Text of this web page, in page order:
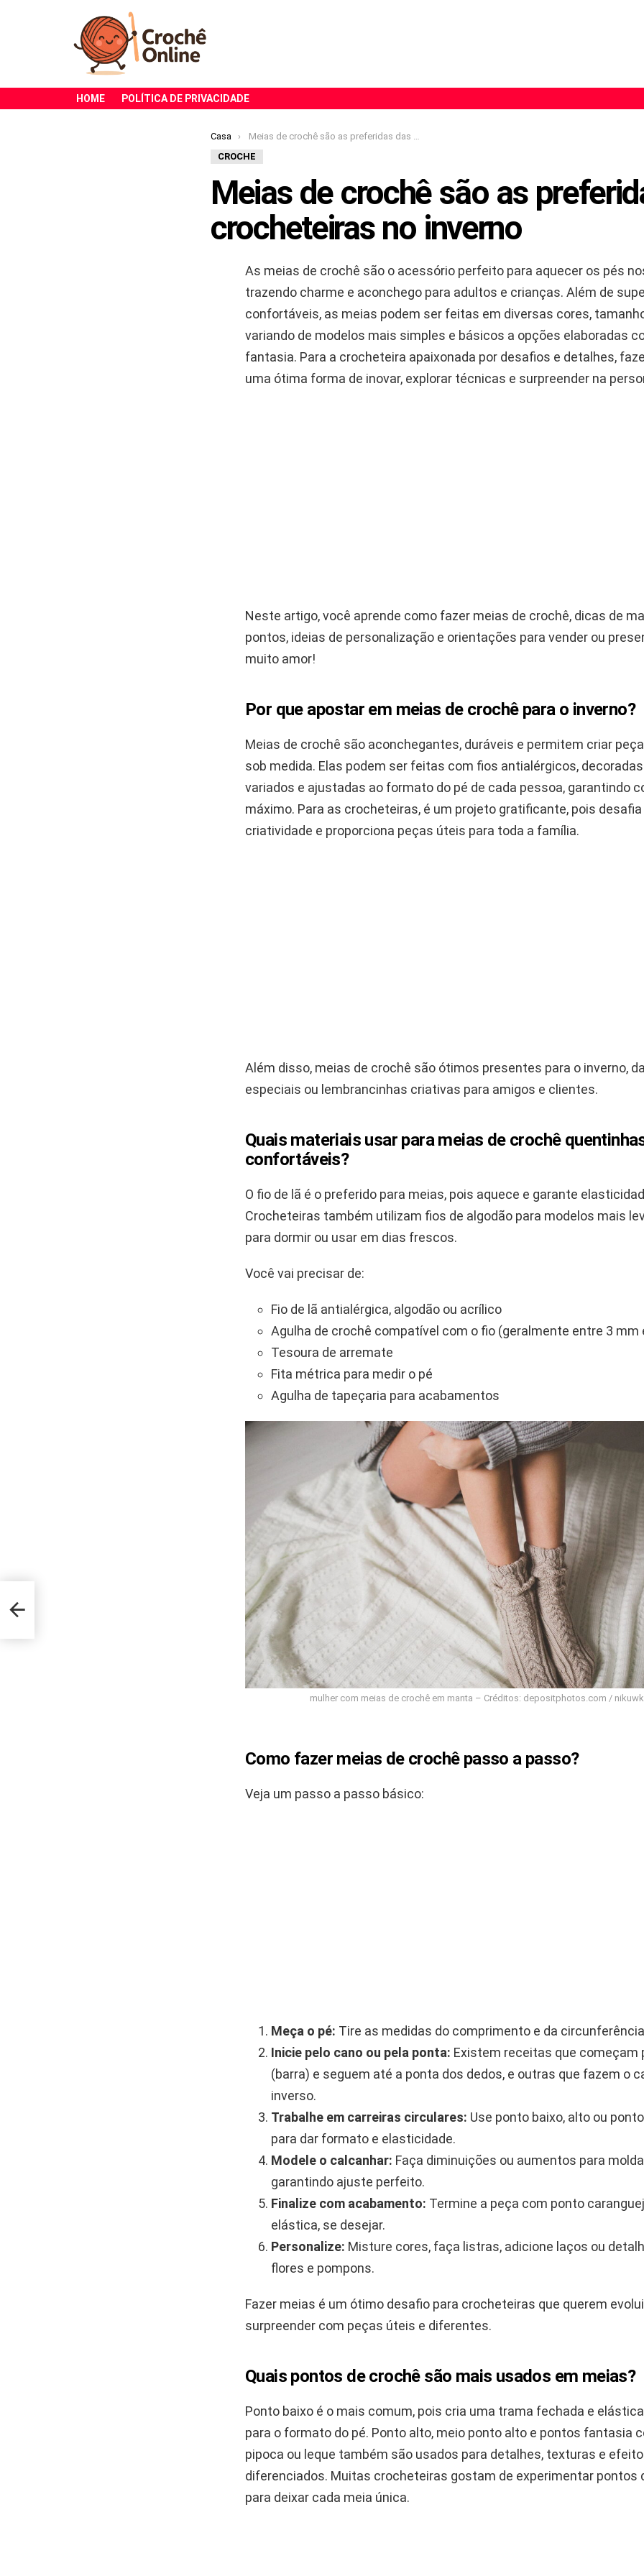
HOME POLÍTICA DE PRIVACIDADE
Você está aqui:
Casa
Meias de crochê são as preferidas das crocheteiras no inverno
CROCHE
Meias de crochê são as
crocheteiras no inverno
As meias de crochê são o acessório perfeito para aquecer os pés
trazendo charme e aconchego para adultos e crianças. Além de
confortáveis, as meias podem ser feitas em diversas cores,
variando de modelos mais simples e básicos a opções elaboradas
fantasia. Para a crocheteira apaixonada por desafios e detalhes,
uma ótima forma de inovar, explorar técnicas e surpreender na
Neste artigo, você aprende como fazer meias de crochê, dicas de
pontos, ideias de personalização e orientações para vender ou
muito amor!
Por que apostar em meias de crochê para o inverno?
Meias de crochê são aconchegantes, duráveis e permitem criar
sob medida. Elas podem ser feitas com fios antialérgicos,
variados e ajustadas ao formato do pé de cada pessoa, garantindo
máximo. Para as crocheteiras, é um projeto gratificante, pois desafia
criatividade e proporciona peças úteis para toda a família.
Além disso, meias de crochê são ótimos presentes para o inverno,
especiais ou lembrancinhas criativas para amigos e clientes.
Quais materiais usar para meias de crochê
confortáveis?
O fio de lã é o preferido para meias, pois aquece e garante
Crocheteiras também utilizam fios de algodão para modelos mais
para dormir ou usar em dias frescos.
Você vai precisar de:
Fio de lã antialérgica, algodão ou acrílico
Agulha de crochê compatível com o fio (geralmente entre 3 mm
Tesoura de arremate
Fita métrica para medir o pé
Agulha de tapeçaria para acabamentos
mulher com meias de crochê em manta – Créditos: depositphotos.com /
Como fazer meias de crochê passo a passo?
Veja um passo a passo básico:
Meça o pé: Tire as medidas do comprimento e da
Inicie pelo cano ou pela ponta: Existem receitas que começam
(barra) e seguem até a ponta dos dedos, e outras que fazem o
inverso.
Trabalhe em carreiras circulares: Use ponto baixo, alto ou
para dar formato e elasticidade.
Modele o calcanhar: Faça diminuições ou aumentos para
garantindo ajuste perfeito.
Finalize com acabamento: Termine a peça com ponto
elástica, se desejar.
Personalize: Misture cores, faça listras, adicione laços ou
flores e pompons.
Fazer meias é um ótimo desafio para crocheteiras que querem
surpreender com peças úteis e diferentes.
Quais pontos de crochê são mais usados em meias?
Ponto baixo é o mais comum, pois cria uma trama fechada e
para o formato do pé. Ponto alto, meio ponto alto e pontos fantasia
pipoca ou leque também são usados para detalhes, texturas e
diferenciados. Muitas crocheteiras gostam de experimentar pontos
para deixar cada meia única.